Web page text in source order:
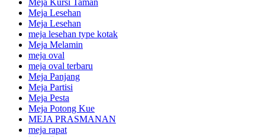
Meja Kursi Taman
Meja Lesehan
Meja Lesehan
meja lesehan type kotak
Meja Melamin
meja oval
meja oval terbaru
Meja Panjang
Meja Partisi
Meja Pesta
Meja Potong Kue
MEJA PRASMANAN
meja rapat